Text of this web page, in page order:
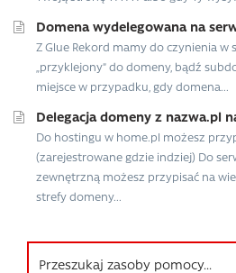
Domena wydelegowana na
Z Glue Rekord mamy do czynienia w
„przyklejony” do domeny, bądź
miejsce w przypadku, gdy domena...
Delegacja domeny z nazwa.pl
Do hostingu w home.pl możesz
(zarejestrowane gdzie indziej) Do
zewnętrzną możesz przypisać na
strefy domeny...